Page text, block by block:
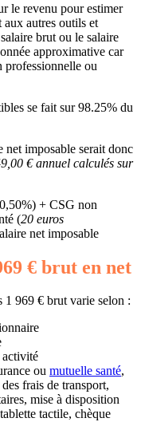
le revenu pour estimer
autres outils et
brut ou le salaire
approximative car
professionnelle ou
se fait sur 98.25% du
net imposable serait donc
€ annuel calculés sur
+ CSG non
(20 euros
net imposable
€ brut en net
1 969 € brut varie selon :
activité
ou mutuelle santé,
frais de transport,
mise à disposition
tactile, chèque